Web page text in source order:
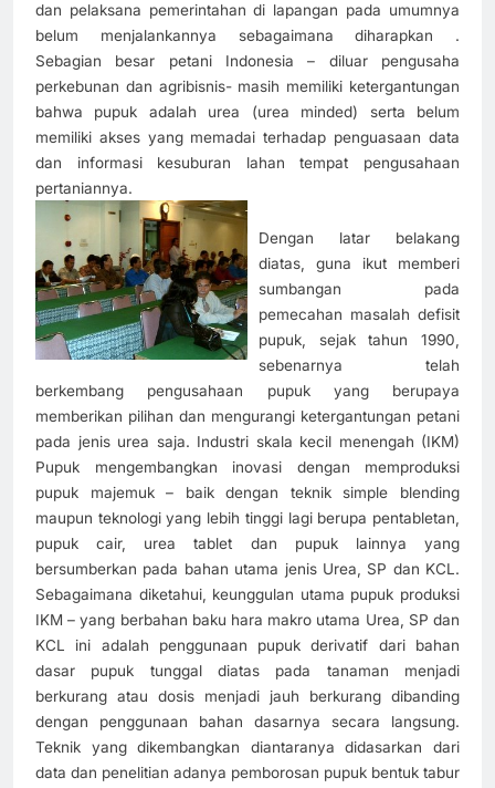
dan pelaksana pemerintahan di lapangan pada umumnya
belum menjalankannya sebagaimana diharapkan .
Sebagian besar petani Indonesia – diluar pengusaha
perkebunan dan agribisnis- masih memiliki ketergantungan
bahwa pupuk adalah urea (urea minded) serta belum
memiliki akses yang memadai terhadap penguasaan data
dan informasi kesuburan lahan tempat pengusahaan
pertaniannya.
Dengan latar belakang
diatas, guna ikut memberi
sumbangan pada
pemecahan masalah defisit
pupuk, sejak tahun 1990,
sebenarnya telah
berkembang pengusahaan pupuk yang berupaya
memberikan pilihan dan mengurangi ketergantungan petani
pada jenis urea saja. Industri skala kecil menengah (IKM)
Pupuk mengembangkan inovasi dengan memproduksi
pupuk majemuk – baik dengan teknik simple blending
maupun teknologi yang lebih tinggi lagi berupa pentabletan,
pupuk cair, urea tablet dan pupuk lainnya yang
bersumberkan pada bahan utama jenis Urea, SP dan KCL.
Sebagaimana diketahui, keunggulan utama pupuk produksi
IKM – yang berbahan baku hara makro utama Urea, SP dan
KCL ini adalah penggunaan pupuk derivatif dari bahan
dasar pupuk tunggal diatas pada tanaman menjadi
berkurang atau dosis menjadi jauh berkurang dibanding
dengan penggunaan bahan dasarnya secara langsung.
Teknik yang dikembangkan diantaranya didasarkan dari
data dan penelitian adanya pemborosan pupuk bentuk tabur